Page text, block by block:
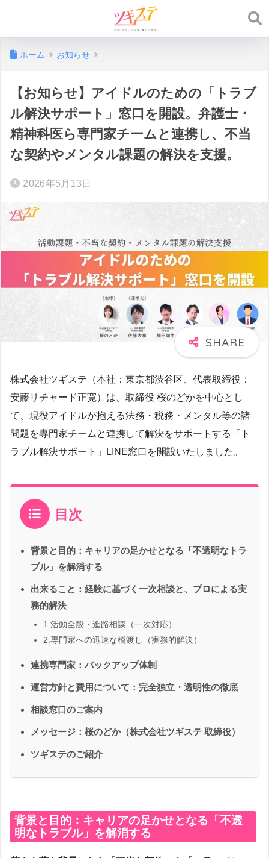
ホーム お知らせ
【お知らせ】アイドルのための「トラブ
ル解決サポート」窓口を開設。弁護士・
精神科医ら専門家チームと連携し、不当
な契約やメンタル課題の解決を支援。
2026年5月13日
株式会社ツギステ（本社：東京都渋谷区、代表取締役：
安藤リチャード正寛）は、取締役 桜のどかを中心とし
て、現役アイドルが抱える法務・税務・メンタル等の諸
問題を専門家チームと連携して解決をサポートする「ト
ラブル解決サポート」LINE窓口を開設いたしました。
目次
背景と目的：キャリアの足かせとなる「不透明なトラ
ブル」を解消する
出来ること：経験に基づく一次相談と、プロによる実
務的解決
1.活動全般・進路相談（一次対応）
2.専門家への迅速な橋渡し（実務的解決）
連携専門家：バックアップ体制
運営方針と費用について：完全独立・透明性の徹底
相談窓口のご案内
メッセージ：桜のどか（株式会社ツギステ 取締役）
ツギステのご紹介
背景と目的：キャリアの足かせとなる「不透
明なトラブル」を解消する